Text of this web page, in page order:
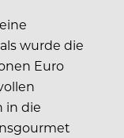
wurde die
Euro
in die